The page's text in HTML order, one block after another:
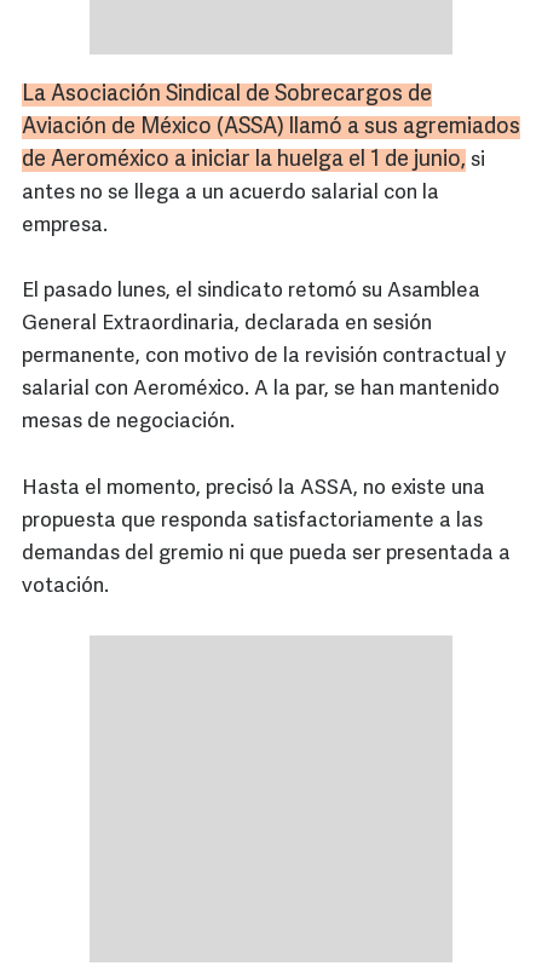
La Asociación Sindical de Sobrecargos de
Aviación de México (ASSA) llamó a sus agremiados
de Aeroméxico a iniciar la huelga el 1 de junio, si
antes no se llega a un acuerdo salarial con la
empresa.
El pasado lunes, el sindicato retomó su Asamblea
General Extraordinaria, declarada en sesión
permanente, con motivo de la revisión contractual y
salarial con Aeroméxico. A la par, se han mantenido
mesas de negociación.
Hasta el momento, precisó la ASSA, no existe una
propuesta que responda satisfactoriamente a las
demandas del gremio ni que pueda ser presentada a
votación.